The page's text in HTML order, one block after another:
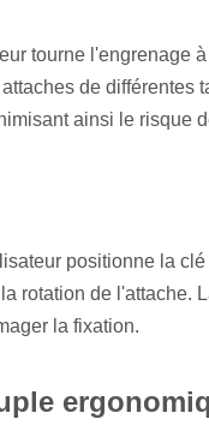
tourne
de
ainsi le risque
positionne la
rotation de l'attache.
la fixation.